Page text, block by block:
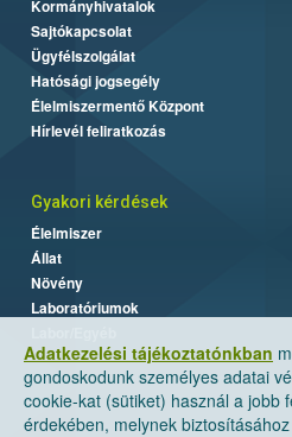
Adatkezelési tájékoztatónkban
gondoskodunk személyes adatai
cookie-kat (sütiket) használ a jobb
érdekében, melynek
Kormányhivatalok
Sajtókapcsolat
Ügyfélszolgálat
Hatósági jogsegély
Élelmiszermentő Központ
Hírlevél feliratkozás
Gyakori kérdések
Élelmiszer
Állat
Növény
Laboratóriumok